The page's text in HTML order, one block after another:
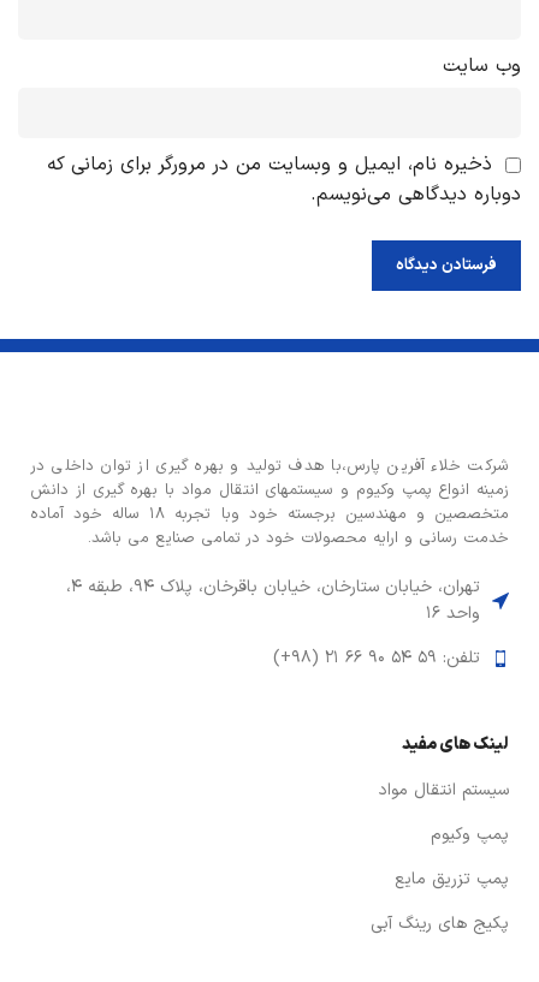
وب‌ سایت
ذخیره نام، ایمیل و وبسایت من در مرورگر برای زمانی که
دوباره دیدگاهی می‌نویسم.
شركت خلاء آفرین پارس،با هدف توليد و بهره گيری از توان داخلی در
زمينه انواع پمپ وكيوم و سیستمهای انتقال مواد با بهره گيری از دانش
متخصصين و مهندسين برجسته خود وبا تجربه ۱۸ ساله خود آماده
خدمت رسانی و ارایه محصولات خود در تمامی صنایع می باشد.
تهران، خیابان ستارخان، خیابان باقرخان، پلاک ۹۴، طبقه ۴،
واحد ۱۶
تلفن: ۵۹ ۵۴ ۹۰ ۶۶ ۲۱ (۹۸+)
لینک های مفید
سیستم انتقال مواد
پمپ وکیوم
پمپ تزریق مایع
پکیج های رینگ آبی